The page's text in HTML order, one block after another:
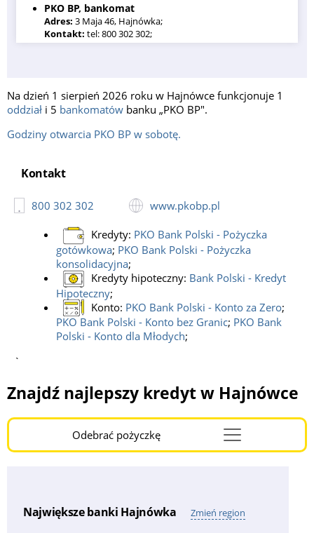
PKO BP, bankomat
Adres: 3 Maja 46, Hajnówka;
Kontakt: tel: 800 302 302;
Godziny pracy:całodobowe;
Kontakt:tel: 800 302 302;
Godziny pracy:całodobowe;
PKO BP, bankomat
Godziny pracy:
Na dzień 1 sierpień 2026 roku w Hajnówce funkcjonuje 1
oddział i 5 bankomatów banku „PKO BP".
Godziny otwarcia PKO BP w sobotę.
Kontakt
800 302 302 www.pkobp.pl
Kredyty: PKO Bank Polski - Pożyczka
gotówkowa; PKO Bank Polski - Pożyczka
konsolidacyjna;
Kredyty hipoteczny: Bank Polski - Kredyt
Hipoteczny;
Konto: PKO Bank Polski - Konto za Zero;
PKO Bank Polski - Konto bez Granic; PKO Bank
Polski - Konto dla Młodych;
`
Znajdź najlepszy kredyt w Hajnówce
Odebrać pożyczkęMenu
Burger
Największe banki Hajnówka Zmień region